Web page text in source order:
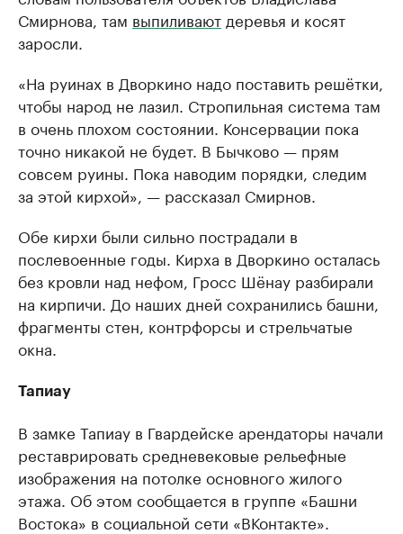
Смирнова, там выпиливают деревья и косят
заросли.
«На руинах в Дворкино надо поставить решётки,
чтобы народ не лазил. Стропильная система там
в очень плохом состоянии. Консервации пока
точно никакой не будет. В Бычково — прям
совсем руины. Пока наводим порядки, следим
за этой кирхой», — рассказал Смирнов.
Обе кирхи были сильно пострадали в
послевоенные годы. Кирха в Дворкино осталась
без кровли над нефом, Гросс Шёнау разбирали
на кирпичи. До наших дней сохранились башни,
фрагменты стен, контрфорсы и стрельчатые
окна.
Тапиау
В замке Тапиау в Гвардейске арендаторы начали
реставрировать средневековые рельефные
изображения на потолке основного жилого
этажа. Об этом сообщается в группе «Башни
Востока» в социальной сети «ВКонтакте».